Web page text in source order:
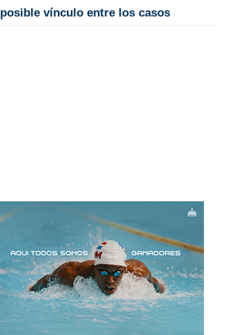
posible vínculo entre los casos